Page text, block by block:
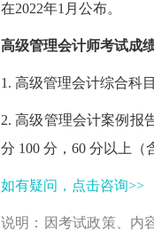
在2022年1月公布。
高级管理会计师考试成
1. 高级管理会计综合科
2. 高级管理会计案例报
分 100 分，60 分以上（
如有疑问，点击咨询>>
说明：因考试政策、内